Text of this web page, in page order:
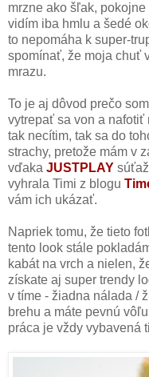
mrzne ako šľak,
vidím iba hmlu a šedé
to nepomáha k super-
spomínať, že moja chuť
mrazu.
To je aj dôvod prečo
vytrepať sa von a nafotiť
tak necítim, tak sa do
strachy, pretože mám v
vďaka JUSTPLAY
vyhrala Timi z blogu
vám ich ukázať.
Napriek tomu, že tieto
tento look stále
kabát na vrch a nielen,
získate aj super trendy
v tíme - žiadna nálada /
brehu a máte pevnú
práca je vždy vybavená